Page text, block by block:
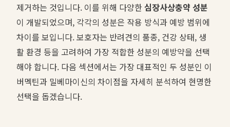
제거하는 것입니다. 이를 위해 다양한심장사상충약 성분
이 개발되었으며, 각각의 성분은 작용 방식과 예방 범위에
차이를 보입니다. 보호자는 반려견의 품종, 건강 상태, 생
활 환경 등을 고려하여 가장 적합한 성분의 예방약을 선택
해야 합니다. 다음 섹션에서는 가장 대표적인 두 성분인 이
버멕틴과 밀베마이신의 차이점을 자세히 분석하여 현명한
선택을 돕겠습니다.